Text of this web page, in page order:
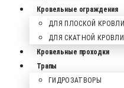
Кровельные ограждения
ДЛЯ ПЛОСКОЙ КРОВЛИ
ДЛЯ СКАТНОЙ КРОВЛИ
Кровельные проходки
Трапы
ГИДРОЗАТВОРЫ